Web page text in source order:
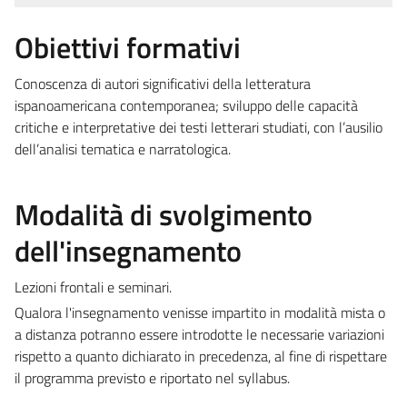
Obiettivi formativi
Conoscenza di autori significativi della letteratura
ispanoamericana contemporanea; sviluppo delle capacità
critiche e interpretative dei testi letterari studiati, con l’ausilio
dell’analisi tematica e narratologica.
Modalità di svolgimento
dell'insegnamento
Lezioni frontali e seminari.
Qualora l'insegnamento venisse impartito in modalità mista o
a distanza potranno essere introdotte le necessarie variazioni
rispetto a quanto dichiarato in precedenza, al fine di rispettare
il programma previsto e riportato nel syllabus.